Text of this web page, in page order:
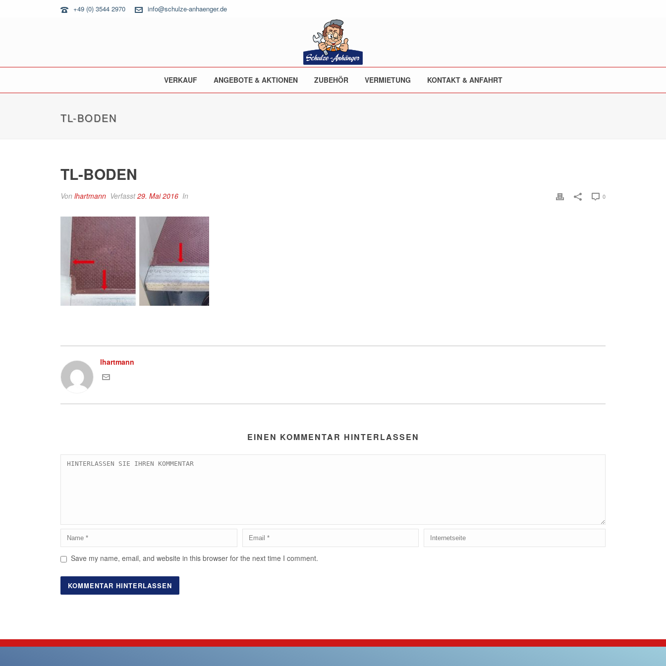
+49 (0) 3544 2970 info@schulze-anhaenger.de
VERKAUF ANGEBOTE & AKTIONEN ZUBEHÖR VERMIETUNG KONTAKT & ANFAHRT
TL-BODEN
TL-BODEN
Von lhartmann Verfasst29. Mai 2016 In 0
lhartmann
EINEN KOMMENTAR HINTERLASSEN
Save my name, email, and website in this browser for the next time I comment.